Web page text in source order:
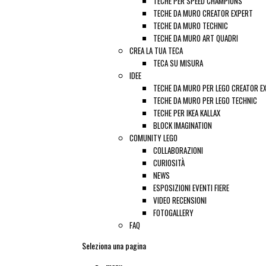
TECHE DA MURO CREATOR EXPERT
TECHE DA MURO TECHNIC
TECHE DA MURO ART QUADRI
CREA LA TUA TECA
TECA SU MISURA
IDEE
TECHE DA MURO PER LEGO CREATOR
TECHE DA MURO PER LEGO TECHNIC
TECHE PER IKEA KALLAX
BLOCK IMAGINATION
COMUNITY LEGO
COLLABORAZIONI
CURIOSITÀ
NEWS
ESPOSIZIONI EVENTI FIERE
VIDEO RECENSIONI
FOTOGALLERY
FAQ
Seleziona una pagina